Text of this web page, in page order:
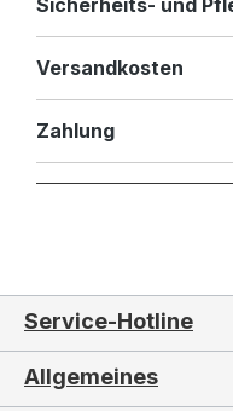
Sicherheits- und
Versandkosten
Zahlung
Service-Hotline
Allgemeines